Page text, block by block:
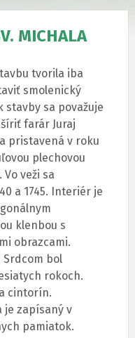
MICHALA
tvorila iba
smolenický
stavby sa považuje
farár Juraj
pristavená v roku
plechovou
veži sa
a 1745. Interiér je
klenbou s
obrazcami.
Srdcom bol
rokoch.
cintorín.
je zapísaný v
pamiatok.